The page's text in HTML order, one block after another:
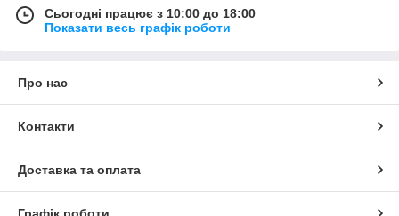
Сьогодні працює з 10:00 до 18:00
Показати весь графік роботи
Про нас
Контакти
Доставка та оплата